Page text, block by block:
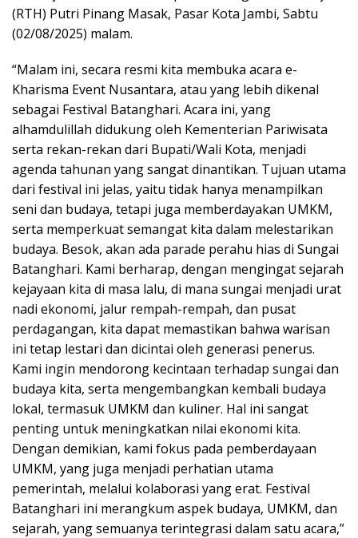
(RTH) Putri Pinang Masak, Pasar Kota Jambi, Sabtu
(02/08/2025) malam.
“Malam ini, secara resmi kita membuka acara e-
Kharisma Event Nusantara, atau yang lebih dikenal
sebagai Festival Batanghari. Acara ini, yang
alhamdulillah didukung oleh Kementerian Pariwisata
serta rekan-rekan dari Bupati/Wali Kota, menjadi
agenda tahunan yang sangat dinantikan. Tujuan utama
dari festival ini jelas, yaitu tidak hanya menampilkan
seni dan budaya, tetapi juga memberdayakan UMKM,
serta memperkuat semangat kita dalam melestarikan
budaya. Besok, akan ada parade perahu hias di Sungai
Batanghari. Kami berharap, dengan mengingat sejarah
kejayaan kita di masa lalu, di mana sungai menjadi urat
nadi ekonomi, jalur rempah-rempah, dan pusat
perdagangan, kita dapat memastikan bahwa warisan
ini tetap lestari dan dicintai oleh generasi penerus.
Kami ingin mendorong kecintaan terhadap sungai dan
budaya kita, serta mengembangkan kembali budaya
lokal, termasuk UMKM dan kuliner. Hal ini sangat
penting untuk meningkatkan nilai ekonomi kita.
Dengan demikian, kami fokus pada pemberdayaan
UMKM, yang juga menjadi perhatian utama
pemerintah, melalui kolaborasi yang erat. Festival
Batanghari ini merangkum aspek budaya, UMKM, dan
sejarah, yang semuanya terintegrasi dalam satu acara,”